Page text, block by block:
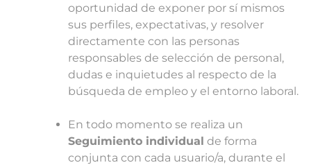
oportunidad de exponer por sí mismos
sus perfiles, expectativas, y resolver
directamente con las personas
responsables de selección de personal,
dudas e inquietudes al respecto de la
búsqueda de empleo y el entorno laboral.
En todo momento se realiza un
Seguimiento individual de forma
conjunta con cada usuario/a, durante el